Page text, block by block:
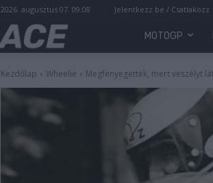
2026. augusztus 07. 09:08 Jelentkezz be / Csatlakozz
MOTOGP
Kezdőlap Wheelie Megfenyegették, mert veszélyt